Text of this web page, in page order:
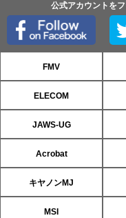
公式アカウントを
FMV
ELECOM
JAWS-UG
Acrobat
キヤノンMJ
MSI